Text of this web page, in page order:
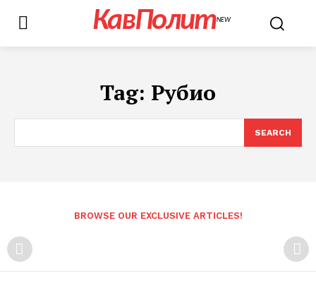
КавПолитNEW
Tag: Рубио
SEARCH
BROWSE OUR EXCLUSIVE ARTICLES!